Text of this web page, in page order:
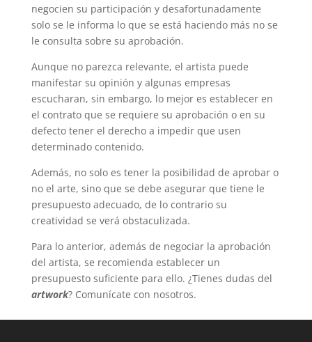
negocien su participación y desafortunadamente
solo se le informa lo que se está haciendo más no se
le consulta sobre su aprobación.
Aunque no parezca relevante, el artista puede
manifestar su opinión y algunas empresas
escucharan, sin embargo, lo mejor es establecer en
el contrato que se requiere su aprobación o en su
defecto tener el derecho a impedir que usen
determinado contenido.
Además, no solo es tener la posibilidad de aprobar o
no el arte, sino que se debe asegurar que tiene le
presupuesto adecuado, de lo contrario su
creatividad se verá obstaculizada.
Para lo anterior, además de negociar la aprobación
del artista, se recomienda establecer un
presupuesto suficiente para ello. ¿Tienes dudas del
artwork? Comunícate con nosotros.